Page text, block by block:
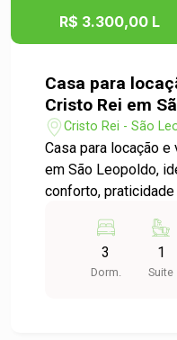
R$ 3.300,00 L
Casa para
Cristo Rei em
Cristo Rei - São
Casa para locação
em São Leopoldo,
conforto,
amplas,
de estar e jantar,
ambientes são
3
Dorm.
1
Suite